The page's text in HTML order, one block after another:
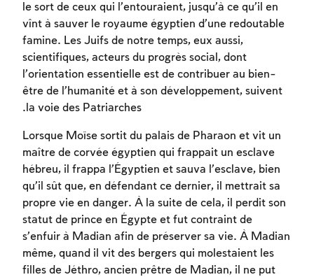
le sort de ceux qui l’entouraient, jusqu’à ce qu’il en
vînt à sauver le royaume égyptien d’une redoutable
famine. Les Juifs de notre temps, eux aussi,
scientifiques, acteurs du progrès social, dont
l’orientation essentielle est de contribuer au bien-
être de l’humanité et à son développement, suivent
la voie des Patriarches.
Lorsque Moïse sortit du palais de Pharaon et vit un
maître de corvée égyptien qui frappait un esclave
hébreu, il frappa l’Égyptien et sauva l’esclave, bien
qu’il sût que, en défendant ce dernier, il mettrait sa
propre vie en danger. À la suite de cela, il perdit son
statut de prince en Égypte et fut contraint de
s’enfuir à Madian afin de préserver sa vie. À Madian
même, quand il vit des bergers qui molestaient les
filles de Jéthro, ancien prêtre de Madian, il ne put
זמן להתחבר לחשבון